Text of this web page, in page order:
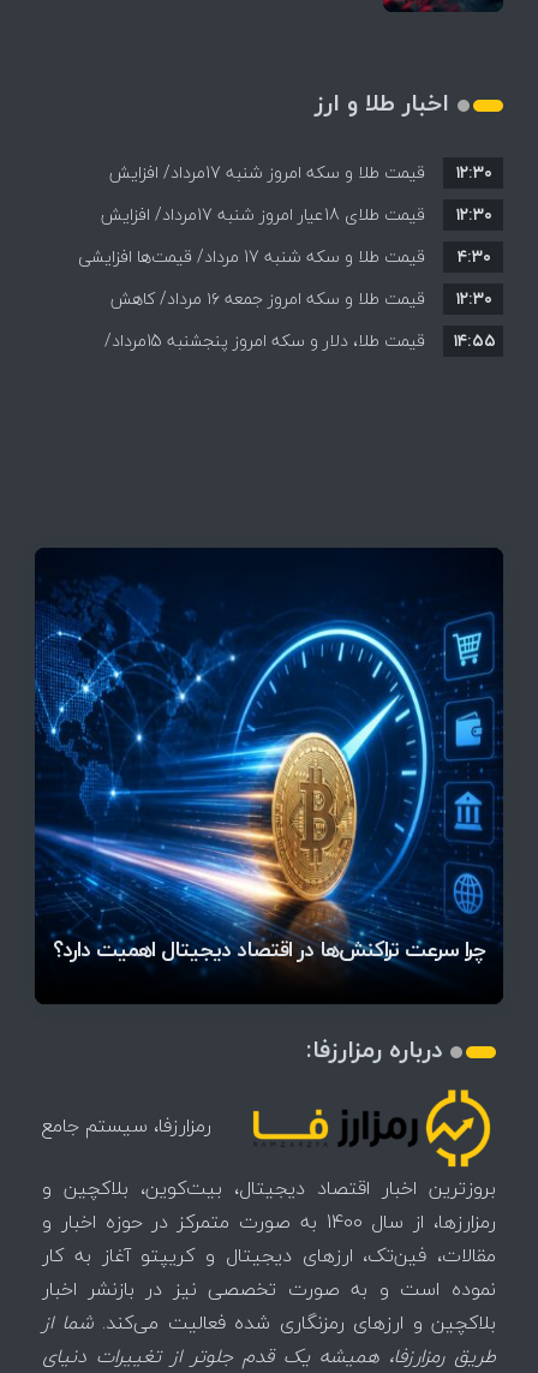
اخبار طلا و ارز
قیمت طلا و سکه امروز شنبه 17مرداد/ افزایش
همه قیمت ها + جدول و جزئیات
۱۲:۳۰
قیمت طلای 18عیار امروز شنبه 17مرداد/ افزایش
قیمت + جدول و جزئیات
۱۲:۳۰
قیمت طلا و سکه شنبه 17 مرداد/ قیمت‌ها افزایشی
۴:۳۰
قیمت طلا و سکه امروز جمعه ۱۶ مرداد/ کاهش
قیمت ها+ جدول و جزییات
۱۲:۳۰
قیمت طلا، دلار و سکه امروز پنجشنبه 15مرداد/
۱۴:۵۵
راهنمای انتخاب مسیر مناسب برای ورود به بازار ارز
دیجیتال
چرا سرعت تراکنش‌ها در اقتصاد دیجیتال اهمیت دارد؟
آخرین وضعیت بازار رمزارزها در جهان / مهم‌ترین
تهدید بیت‌کوین مشخص شد
اتفاق تاریخی در بازار رمزارزها / بیت‌کوین سبز شد
قیمت تتر، بیت‌کوین و اتریوم امروز دوشنبه ۵ مرداد
۱۴۰۵ | بیت‌کوین این مرز را از دست بدهد، همه‌چیز
تغییر می‌کند
رقابت پنهان دولت‌ها بر سر بیت‌کوین/ ۱۰ کشور برتر
کدامند؟
اتفاق مهم در بازار رمزارزها / بیت‌کوین وارد فاز تازه شد
تازه‌ترین رسوایی ارز دیجیتال؛ شکایت میلیاردی روی
میز / ۶۲۲ بیت‌کوین کجا رفت؟
درباره رمزارزفا:
رمزارزفا، سیستم جامع
بروزترین اخبار اقتصاد دیجیتال، بیت‌کوین، بلاکچین و
رمزارزها، از سال 1400 به صورت متمرکز در حوزه اخبار و
مقالات، فین‌تک، ارزهای‌ دیجیتال و کریپتو آغاز به کار
نموده است و به صورت تخصصی نیز در بازنشر اخبار
بلاکچین و ارزهای رمزنگاری شده فعالیت می‌کند.شما از
طریق رمزارزفا، همیشه یک قدم جلوتر از تغییرات دنیای